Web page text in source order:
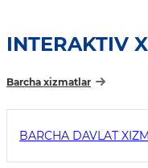
INTERAKTIV
Barcha xizmatlar
BARCHA DAVLAT